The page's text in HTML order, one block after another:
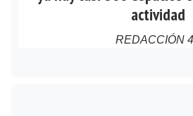
actividad
REDACCIÓN